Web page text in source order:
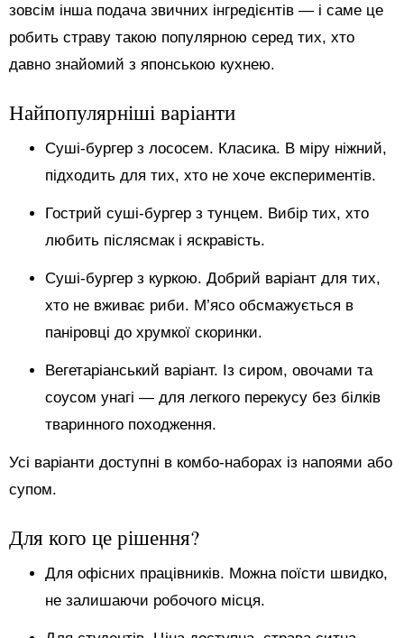
зовсім інша подача звичних інгредієнтів — і саме це
робить страву такою популярною серед тих, хто
давно знайомий з японською кухнею.
Найпопулярніші варіанти
Суші-бургер з лососем. Класика. В міру ніжний,
підходить для тих, хто не хоче експериментів.
Гострий суші-бургер з тунцем. Вибір тих, хто
любить післясмак і яскравість.
Суші-бургер з куркою. Добрий варіант для тих,
хто не вживає риби. М’ясо обсмажується в
паніровці до хрумкої скоринки.
Вегетаріанський варіант. Із сиром, овочами та
соусом унагі — для легкого перекусу без білків
тваринного походження.
Усі варіанти доступні в комбо-наборах із напоями або
супом.
Для кого це рішення?
Для офісних працівників. Можна поїсти швидко,
не залишаючи робочого місця.